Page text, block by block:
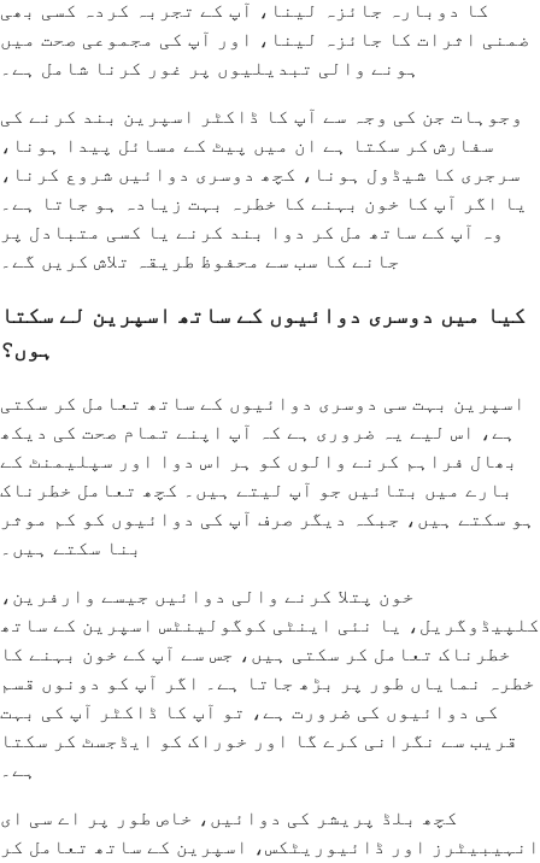
کا دوبارہ جائزہ لینا، آپ کے تجربہ کردہ کسی بھی
ضمنی اثرات کا جائزہ لینا، اور آپ کی مجموعی صحت میں
ہونے والی تبدیلیوں پر غور کرنا شامل ہے۔
وجوہات جن کی وجہ سے آپ کا ڈاکٹر اسپرین بند کرنے کی
سفارش کر سکتا ہے ان میں پیٹ کے مسائل پیدا ہونا،
سرجری کا شیڈول ہونا، کچھ دوسری دوائیں شروع کرنا،
یا اگر آپ کا خون بہنے کا خطرہ بہت زیادہ ہو جاتا ہے۔
وہ آپ کے ساتھ مل کر دوا بند کرنے یا کسی متبادل پر
جانے کا سب سے محفوظ طریقہ تلاش کریں گے۔
کیا میں دوسری دوائیوں کے ساتھ اسپرین لے سکتا
ہوں؟
اسپرین بہت سی دوسری دوائیوں کے ساتھ تعامل کر سکتی
ہے، اس لیے یہ ضروری ہے کہ آپ اپنے تمام صحت کی دیکھ
بھال فراہم کرنے والوں کو ہر اس دوا اور سپلیمنٹ کے
بارے میں بتائیں جو آپ لیتے ہیں۔ کچھ تعامل خطرناک
ہو سکتے ہیں، جبکہ دیگر صرف آپ کی دوائیوں کو کم موثر
بنا سکتے ہیں۔
خون پتلا کرنے والی دوائیں جیسے وارفرین،
کلپیڈوگریل، یا نئی اینٹی کوگولینٹس اسپرین کے ساتھ
خطرناک تعامل کر سکتی ہیں، جس سے آپ کے خون بہنے کا
خطرہ نمایاں طور پر بڑھ جاتا ہے۔ اگر آپ کو دونوں قسم
کی دوائیوں کی ضرورت ہے، تو آپ کا ڈاکٹر آپ کی بہت
قریب سے نگرانی کرے گا اور خوراک کو ایڈجسٹ کر سکتا
ہے۔
کچھ بلڈ پریشر کی دوائیں، خاص طور پر اے سی ای
انہیبیٹرز اور ڈائیوریٹکس، اسپرین کے ساتھ تعامل کر